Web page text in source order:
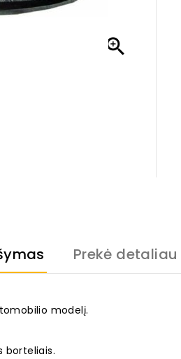

Prekė detaliau
modelį.
borteliais.